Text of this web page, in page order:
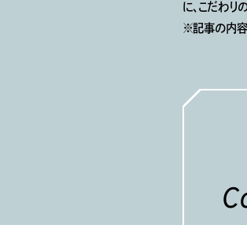
に、こだわり
※記事の内